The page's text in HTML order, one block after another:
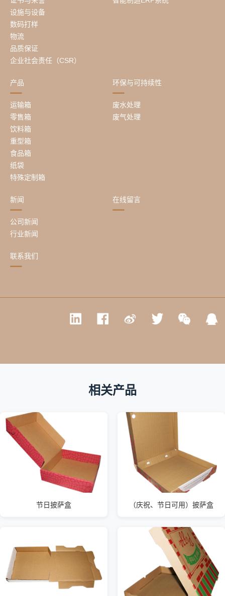
设施与设备
数码打样
物流
品质保证
企业社会责任（CSR）
产品
运输箱
零售箱
饮料箱
重型箱
食品箱
纸袋
特殊定制箱
环保与可持续性
废水处理
废气处理
新闻
公司新闻
行业新闻
在线留言
联系我们
相关产品
节日披萨盒 （庆祝、节日可用）披萨盒